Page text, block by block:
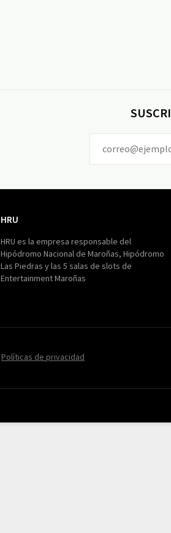
HRU
HRU es la empresa responsable del
Hipódromo Nacional de Maroñas, Hipódromo
Las Piedras y las 5 salas de slots de
Entertainment Maroñas
Políticas de privacidad